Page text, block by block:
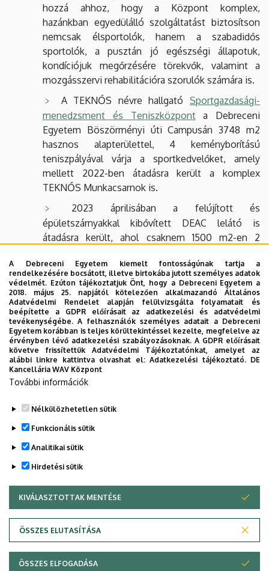
hozzá ahhoz, hogy a Központ komplex,
hazánkban egyedülálló szolgáltatást biztosítson
nemcsak élsportolók, hanem a szabadidős
sportolók, a pusztán jó egészségi állapotuk,
kondíciójuk megőrzésére törekvők, valamint a
mozgásszervi rehabilitációra szorulók számára is.
A TEKNŐS névre hallgatóSportgazdasági-
menedzsment és Teniszközponta Debreceni
Egyetem Böszörményi úti Campusán 3748 m2
hasznos alapterülettel, 4 keményborítású
teniszpályával várja a sportkedvelőket, amely
mellett 2022-ben átadásra került a komplex
TEKNŐS Munkacsarnok is.
2023 áprilisában a felújított és
épületszárnyakkal kibővített DEAC lelátó is
átadásra került, ahol csaknem 1500 m2-en 2
helyet.
Legutóbb frissítve: 2024. 07. 29. 10:57
A Debreceni Egyetem kiemelt fontosságúnak tartja a
rendelkezésére bocsátott, illetve birtokába jutott személyes adatok
védelmét. Ezúton tájékoztatjuk Önt, hogy a Debreceni Egyetem a
2018. május 25. napjától kötelezően alkalmazandó Általános
Adatvédelmi Rendelet alapján felülvizsgálta folyamatait és
beépítette a GDPR előírásait az adatkezelési és adatvédelmi
tevékenységébe. A felhasználók személyes adatait a Debreceni
Egyetem korábban is teljes körültekintéssel kezelte, megfelelve az
érvényben lévő adatkezelési szabályozásoknak. A GDPR előírásait
követve frissítettük Adatvédelmi Tájékoztatónkat, amelyet az
alábbi linkre kattintva olvashat el:Adatkezelési tájékoztató. DE
Kancellária WAV Központ
További információk
Nélkülözhetetlen sütik
Funkcionális sütik
Analitikai sütik
Hirdetési sütik
KIVÁLASZTOTTAK MENTÉSE
ÖSSZES ELUTASÍTÁSA
WITHDRAW CONSENT
ÖSSZES ELFOGADÁSA